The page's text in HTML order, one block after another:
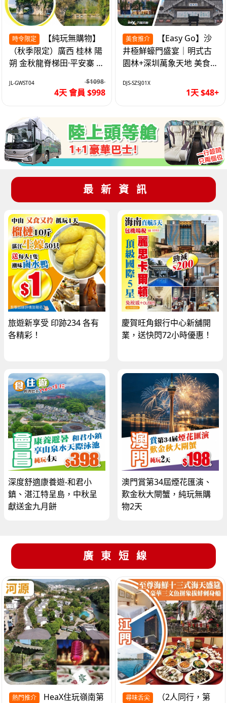
時令限定
（秋季限定）廣西 桂林 陽
朔 金秋龍脊梯田·平安寨 城
4天
JL-GWST04 $1098
4天 會員 $998
美食推介
井極鮮蠔門盛宴｜明式古
園林+深圳萬象天地 美食
DJS-SZSJ01X
1天 $48+
最新資訊
旅遊新享受 印跡234 各有
各精彩！
慶賀旺角銀行中心新舖開
業，送快閃72小時優惠！
深度舒適康養遊-和君小
鎮、湛江特呈島，中秋呈
獻送金九月餅
澳門賞第34屆煙花匯演、
歎金秋大閘蟹，純玩無購
物2天
廣東短線
熱門推介 尋味舌尖